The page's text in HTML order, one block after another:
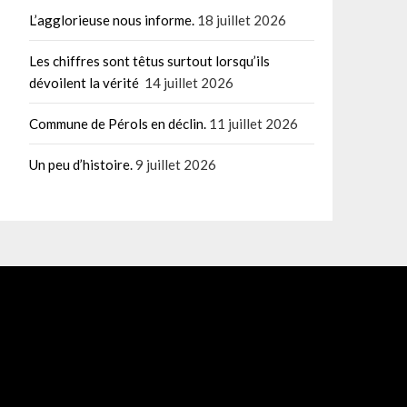
L’agglorieuse nous informe. 18 juillet 2026
Les chiffres sont têtus surtout lorsqu’ils
dévoilent la vérité 14 juillet 2026
Commune de Pérols en déclin. 11 juillet 2026
Un peu d’histoire.9 juillet 2026